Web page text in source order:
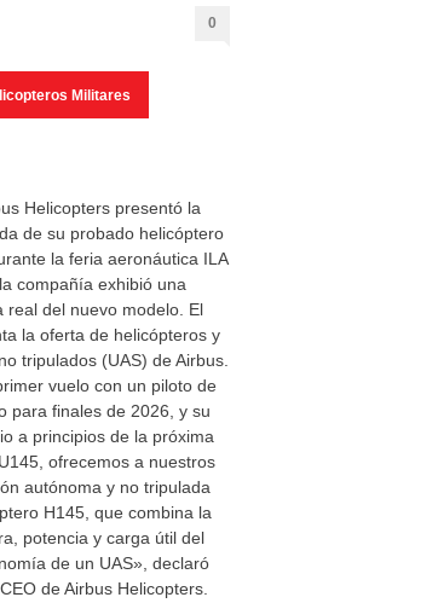
0
Militares
Helicopters presentó la
de su probado helicóptero
la feria aeronáutica ILA
compañía exhibió una
real del nuevo modelo. El
la oferta de helicópteros y
tripulados (UAS) de Airbus.
vuelo con un piloto de
para finales de 2026, y su
a principios de la próxima
ofrecemos a nuestros
autónoma y no tripulada
H145, que combina la
potencia y carga útil del
de un UAS», declaró
de Airbus Helicopters.